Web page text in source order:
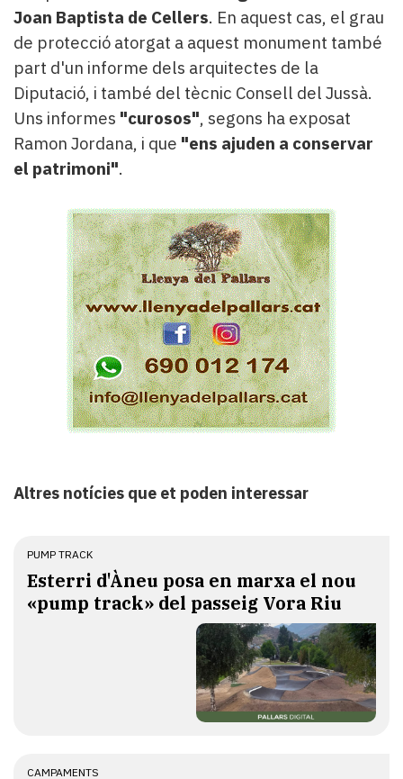
Joan Baptista de Cellers. En aquest cas, el grau
de protecció atorgat a aquest monument també
part d'un informe dels arquitectes de la
Diputació, i també del tècnic Consell del Jussà.
Uns informes "curosos", segons ha exposat
Ramon Jordana, i que "ens ajuden a conservar
el patrimoni".
Altres notícies que et poden interessar
PUMP TRACK
Esterri d'Àneu posa en marxa el nou
«pump track» del passeig Vora Riu
CAMPAMENTS